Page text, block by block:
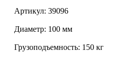
Артикул: 39096
Диаметр: 100 мм
Грузоподъемность: 150 кг